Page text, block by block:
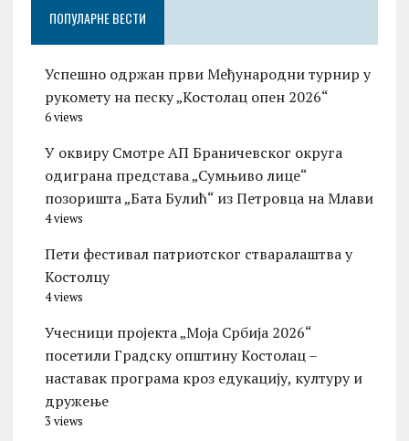
ПОПУЛАРНЕ ВЕСТИ
Успешно одржан први Међународни турнир у
рукомету на песку „Костолац опен 2026“
6 views
У оквиру Смотре АП Браничевског округа
одиграна представа „Сумњиво лице“
позоришта „Бата Булић“ из Петровца на Млави
4 views
Пети фестивал патриотског стваралаштва у
Костолцу
4 views
Учесници пројекта „Моја Србија 2026“
посетили Градску општину Костолац –
наставак програма кроз едукацију, културу и
дружење
3 views